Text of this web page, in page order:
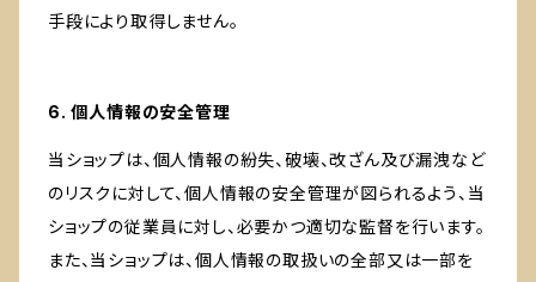
手段により取得しません。
6. 個人情報の安全管理
当ショップは、個人情報の紛失、破壊、改ざん及び漏洩など
のリスクに対して、個人情報の安全管理が図られるよう、当
ショップの従業員に対し、必要かつ適切な監督を行います。
また、当ショップは、個人情報の取扱いの全部又は一部を